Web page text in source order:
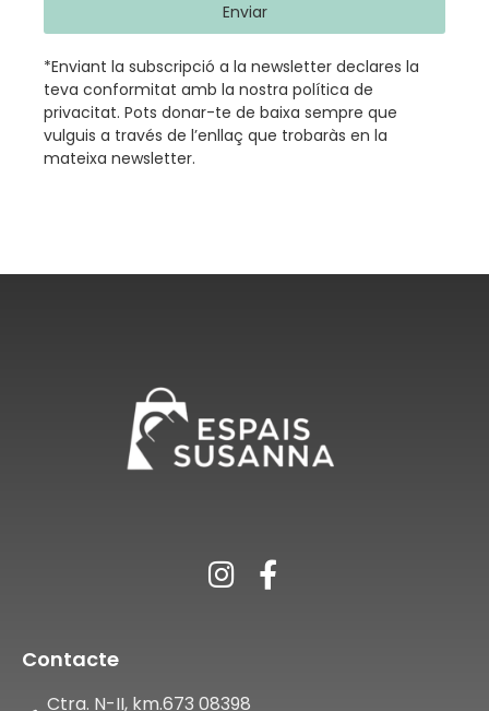
Enviar
*Enviant la subscripció a la newsletter declares la
teva conformitat amb la nostra política de
privacitat. Pots donar-te de baixa sempre que
vulguis a través de l’enllaç que trobaràs en la
mateixa newsletter.
Contacte
Ctra. N-II, km.673 08398